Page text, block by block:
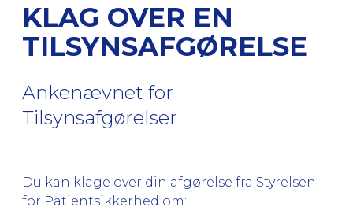
KLAG OVER EN
TILSYNSAFGØRELSE
Ankenævnet for
Tilsynsafgørelser
Du kan klage over din afgørelse fra Styrelsen
for Patientsikkerhed om: